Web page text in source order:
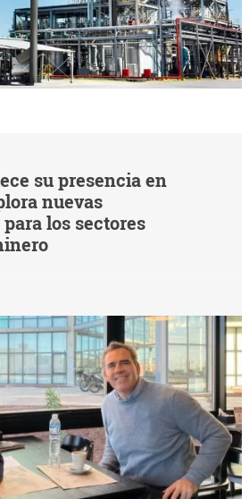
su presencia en
nuevas
los sectores